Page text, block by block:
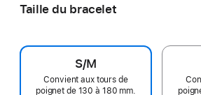
Taille du bracelet
S/M
Convient aux tours de
poignet de 130 à 180 mm.